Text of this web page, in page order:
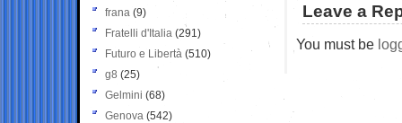
Leave a
You must be
frana (9)
Fratelli d'Italia (291)
Futuro e Libertà (510)
g8 (25)
Gelmini (68)
Genova (542)